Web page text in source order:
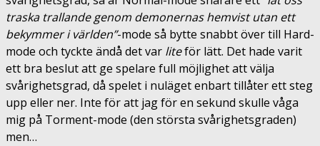
traska trallande genom demonernas hemvist utan ett
bekymmer i världen”-mode så bytte snabbt över till Hard-
mode och tyckte ändå det var liteför lätt. Det hade varit
ett bra beslut att ge spelare full möjlighet att välja
svårighetsgrad, då spelet i nuläget enbart tillåter ett steg
upp eller ner. Inte för att jag för en sekund skulle våga
mig på Torment-mode (den största svårighetsgraden)
men…